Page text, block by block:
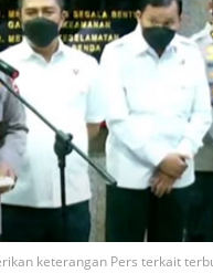
keterangan Pers terkait